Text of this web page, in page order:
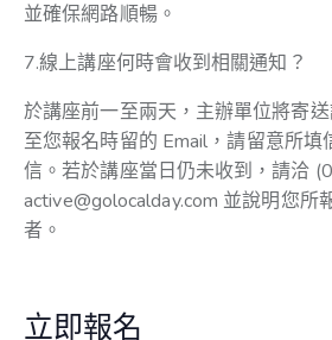
並確保網路順暢。
7.線上講座何時會收到相關通知？
於講座前一至兩天，主辦單位將寄
至您報名時留的 Email，請留意所填
信。若於講座當日仍未收到，請洽
active@golocalday.com 並說明您所
者。
立即報名